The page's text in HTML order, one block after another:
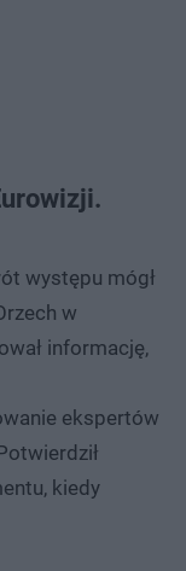
występu mógł
w
informację,
ekspertów
kiedy